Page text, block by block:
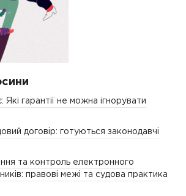
Які гарантії не можна ігнорувати
договір: готуються законодавчі
та контроль електронного
правові межі та судова практика